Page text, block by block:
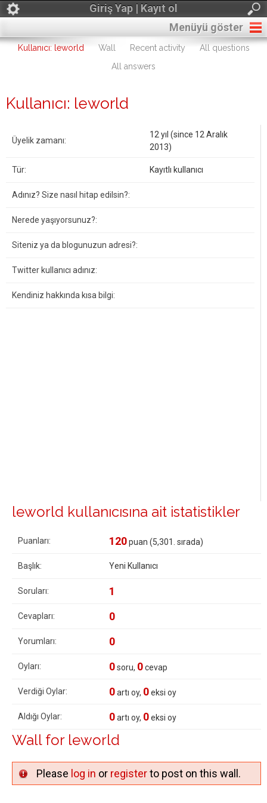
Giriş Yap | Kayıt ol
Menüyü göster
Kullanıcı: leworld Wall Recent activity
All questions
All answers
Kullanıcı: leworld
Üyelik zamanı:
12 yıl (since 12 Aralık
2013)
Tür: Kayıtlı kullanıcı
Adınız? Size nasıl hitap edilsin?:
Nerede yaşıyorsunuz?:
Siteniz ya da blogunuzun adresi?:
Twitter kullanıcı adınız:
Kendiniz hakkında kısa bilgi:
leworld kullanıcısına ait istatistikler
Puanları: 120puan (5,301 . sırada)
Başlık: Yeni Kullanıcı
Soruları: 1
Cevapları: 0
Yorumları: 0
Oyları: 0soru, 0cevap
Verdiği Oylar: 0artı oy, 0eksi oy
Aldığı Oylar: 0artı oy, 0eksi oy
Wall for leworld
Please log in or registerto post on this wall.